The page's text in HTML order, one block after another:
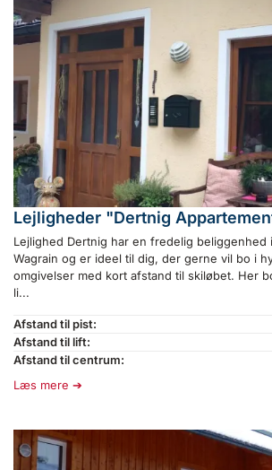
Lejligheder "Dertnig
Lejlighed Dertnig har en fredelig beliggenhed
Wagrain og er ideel til dig, der gerne vil bo i
omgivelser med kort afstand til skiløbet. Her
li...
Afstand til pist:
Afstand til lift:
Afstand til centrum:
Læs mere